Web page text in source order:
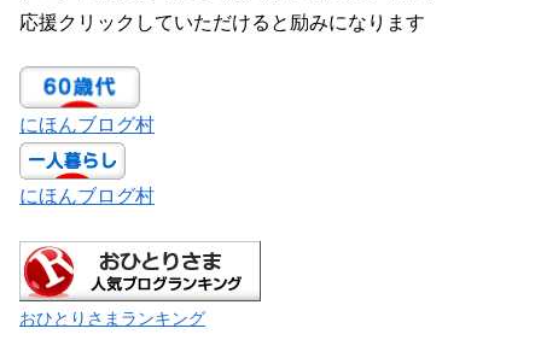
応援クリックしていただけると励みになります
にほんブログ村
にほんブログ村
おひとりさまランキング